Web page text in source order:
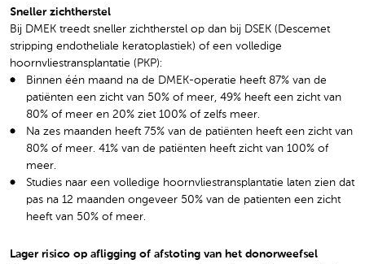
Sneller zichtherstel
Bij DMEK treedt sneller zichtherstel op dan bij DSEK (Descemet
stripping endotheliale keratoplastiek) of een volledige
hoornvliestransplantatie (PKP):
Binnen één maand na de DMEK-operatie heeft 87% van de
patiënten een zicht van 50% of meer, 49% heeft een zicht van
80% of meer en 20% ziet 100% of zelfs meer.
Na zes maanden heeft 75% van de patiënten heeft een zicht van
80% of meer. 41% van de patiënten heeft zicht van 100% of
meer.
Studies naar een volledige hoornvliestransplantatie laten zien dat
pas na 12 maanden ongeveer 50% van de patienten een zicht
heeft van 50% of meer.
Lager risico op afligging of afstoting van het donorweefsel